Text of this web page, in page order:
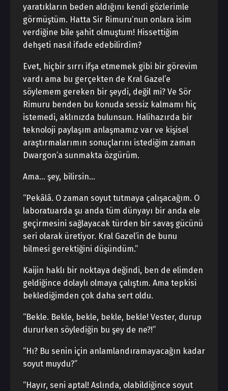
yaratıkların beden aldığını kendi gözlerimle
görmüştüm. Hatta Sir Rimuru’nun onlara isim
verdiğine bile şahit olmuştum! Hissettiğim
dehşeti nasıl ifade edebilirdim?
Evet, hiçbir sırrı ifşa etmemek gibi bir görevim
vardı ama bu gerçekten de Kral Gazel’e
söylemem gereken bir şeydi, değil mi? Ve Sör
Rimuru benden bu konuda sessiz kalmamı hiç
istemedi, aklınızda bulunsun. Halihazırda bir
teknoloji paylaşım anlaşmamız var ve kişisel
araştırmalarımın sonuçlarını istediğim zaman
Dwargon’a sunmakta özgürüm.
Ama… şey, bilirsin…
“Pekâlâ. O zaman soyut tutmaya çalışacağım. O
laboratuarda şu anda tüm dünyayı bir anda ele
geçirmesini sağlayacak türden bir savaş gücünü
seri olarak üretiyor. Kral Gazel’in de bunu
bilmesi gerektiğini düşündüm.”
Kaijin haklı bir noktaya değindi, ben de elimden
geldiğince dolaylı olmaya çalıştım. Ama tepkisi
beklediğimden çok daha sert oldu.
“Bekle. Bekle, bekle, bekle, bekle! Vester, durup
dururken söylediğin bu şey de ne?!”
“Hı? Bu senin için anlamlandıramayacağın kadar
soyut muydu?”
“Hayır, seni aptal! Aslında, olabildiğince soyut